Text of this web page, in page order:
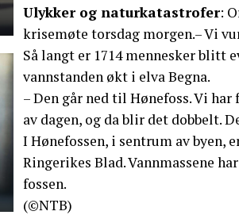
Ulykker og naturkatastrofer:
krisemøte torsdag morgen.– Vi
Så langt er 1714 mennesker blitt
vannstanden økt i elva Begna.
– Den går ned til Hønefoss. Vi
av dagen, og da blir det dobbelt.
I Hønefossen, i sentrum av byen,
Ringerikes Blad. Vannmassene
fossen.
(©NTB)